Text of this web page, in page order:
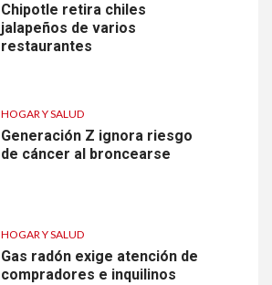
Chipotle retira chiles
jalapeños de varios
restaurantes
HOGAR Y SALUD
Generación Z ignora riesgo
de cáncer al broncearse
HOGAR Y SALUD
Gas radón exige atención de
compradores e inquilinos